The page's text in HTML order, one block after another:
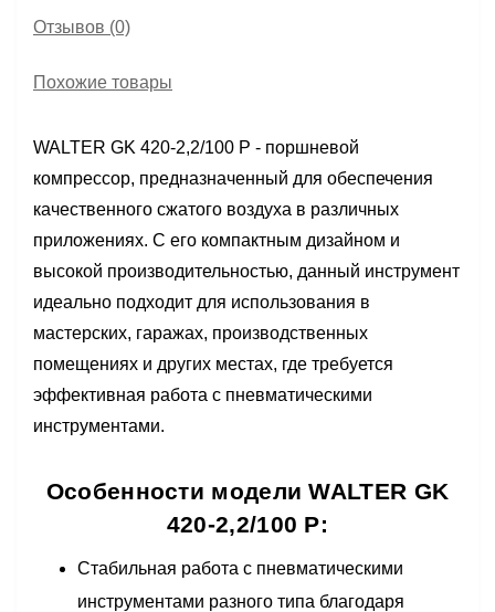
Отзывов (0)
Похожие товары
WALTER GK 420-2,2/100 P - поршневой
компрессор, предназначенный для обеспечения
качественного сжатого воздуха в различных
приложениях. С его компактным дизайном и
высокой производительностью, данный инструмент
идеально подходит для использования в
мастерских, гаражах, производственных
помещениях и других местах, где требуется
эффективная работа с пневматическими
инструментами.
Особенности модели WALTER GK
420-2,2/100 P:
Стабильная работа с пневматическими
инструментами разного типа благодаря